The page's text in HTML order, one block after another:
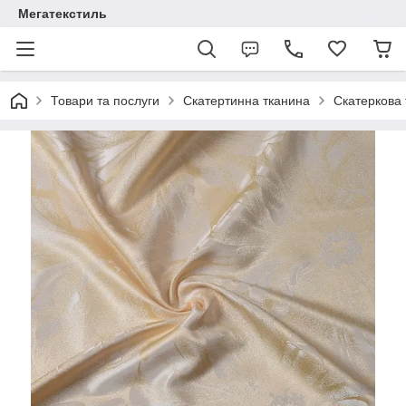
Мегатекстиль
Товари та послуги Скатертинна тканина